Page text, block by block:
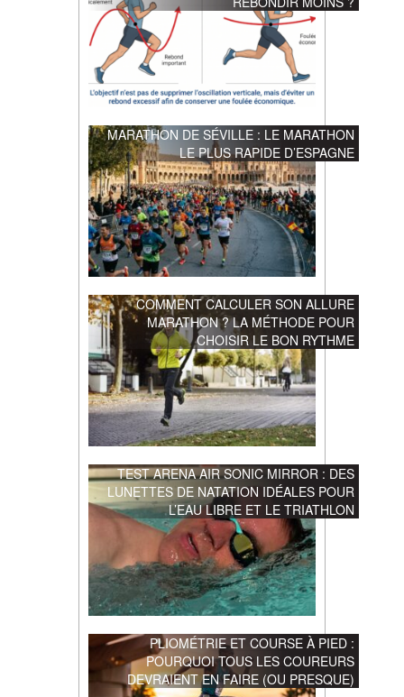
MARATHON DE SÉVILLE : LE MARATHON
LE PLUS RAPIDE D’ESPAGNE
COMMENT CALCULER SON ALLURE
MARATHON ? LA MÉTHODE POUR
CHOISIR LE BON RYTHME
TEST ARENA AIR SONIC MIRROR : DES
LUNETTES DE NATATION IDÉALES POUR
L’EAU LIBRE ET LE TRIATHLON
PLIOMÉTRIE ET COURSE À PIED :
POURQUOI TOUS LES COUREURS
DEVRAIENT EN FAIRE (OU PRESQUE)